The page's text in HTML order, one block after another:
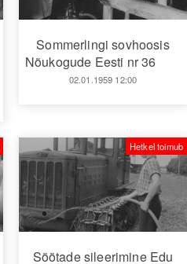
Sommerlingi sovhoosis
Nõukogude Eesti nr 36
02.01.1959 12:00
Söötade sileerimine Edu
Hetkel toimub